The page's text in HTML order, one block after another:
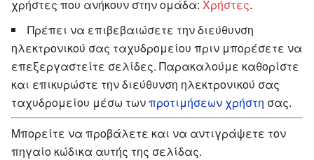
χρήστες που ανήκουν στην ομάδα: Χρήστες.
Πρέπει να επιβεβαιώσετε την διεύθυνση
ηλεκτρονικού σας ταχυδρομείου πριν μπορέσετε να
επεξεργαστείτε σελίδες. Παρακαλούμε καθορίστε
και επικυρώστε την διεύθυνση ηλεκτρονικού σας
ταχυδρομείου μέσω τωνπροτιμήσεων χρήστη σας.
Μπορείτε να προβάλετε και να αντιγράψετε τον
πηγαίο κώδικα αυτής της σελίδας.